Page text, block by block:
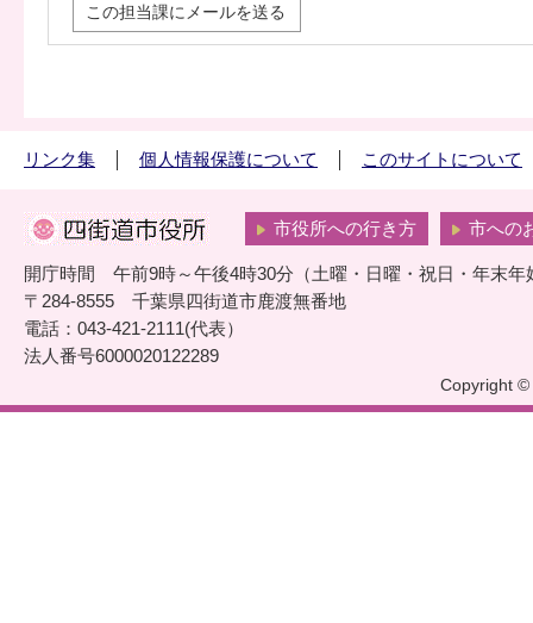
この担当課にメールを送る
リンク集 個人情報保護について このサイトについて
市役所への行き方 市への
開庁時間 午前9時～午後4時30分（土曜・日曜・祝日・年末年
〒284-8555 千葉県四街道市鹿渡無番地
電話：043-421-2111(代表）
法人番号6000020122289
Copyright ©